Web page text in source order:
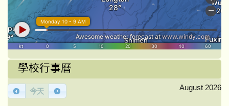
學校行事曆
今天 August 2026